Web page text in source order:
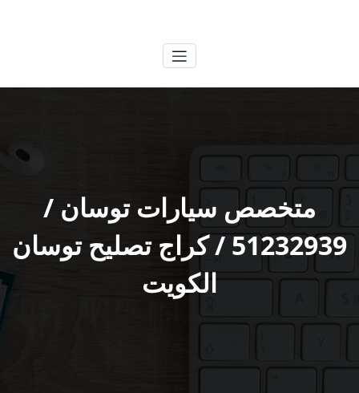
متخصص سيارات توسان /
51232939‬ / كراج تصليح توسان
الكويت